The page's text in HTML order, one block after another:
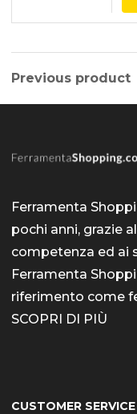
Previous product
Ferramenta
pochi anni, grazie
competenza ed ai
Ferramenta
riferimento come
SCOPRI DI PIÙ
CUSTOMER SERVICE